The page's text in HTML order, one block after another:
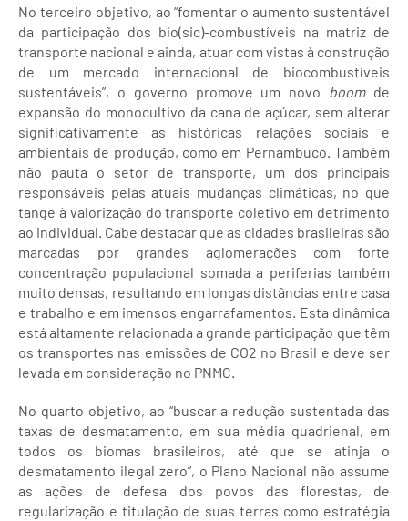
No terceiro objetivo, ao “fomentar o aumento sustentável
da participação dos bio(sic)-combustíveis na matriz de
transporte nacional e ainda, atuar com vistas à construção
de um mercado internacional de biocombustíveis
sustentáveis”, o governo promove um novo boomde
expansão do monocultivo da cana de açúcar, sem alterar
significativamente as históricas relações sociais e
ambientais de produção, como em Pernambuco. Também
não pauta o setor de transporte, um dos principais
responsáveis pelas atuais mudanças climáticas, no que
tange à valorização do transporte coletivo em detrimento
ao individual. Cabe destacar que as cidades brasileiras são
marcadas por grandes aglomerações com forte
concentração populacional somada a periferias também
muito densas, resultando em longas distâncias entre casa
e trabalho e em imensos engarrafamentos. Esta dinâmica
está altamente relacionada a grande participação que têm
os transportes nas emissões de CO2 no Brasil e deve ser
levada em consideração no PNMC.
No quarto objetivo, ao “buscar a redução sustentada das
taxas de desmatamento, em sua média quadrienal, em
todos os biomas brasileiros, até que se atinja o
desmatamento ilegal zero”, o Plano Nacional não assume
as ações de defesa dos povos das florestas, de
regularização e titulação de suas terras como estratégia